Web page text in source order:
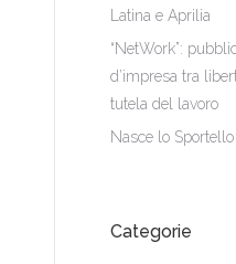
Latina e Aprilia
“NetWork”:
d’impresa tra
tutela del lavoro
Nasce lo
Categorie